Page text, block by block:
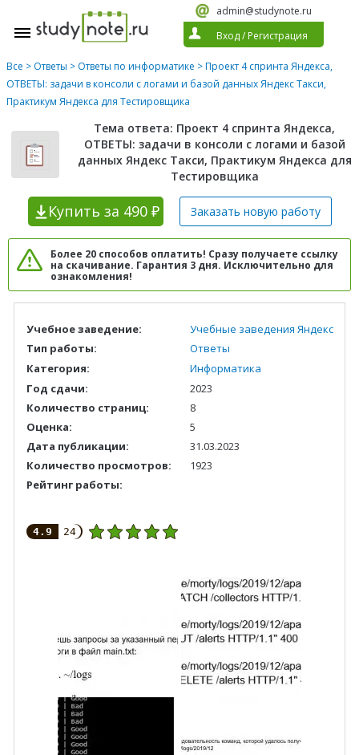
admin@studynote.ru
Вход/ Регистрация
Все > Ответы > Ответы по информатике > Проект 4 спринта Яндекса,
ОТВЕТЫ: задачи в консоли с логами и базой данных Яндекс Такси,
Практикум Яндекса для Тестировщика
Тема ответа: Проект 4 спринта Яндекса,
ОТВЕТЫ: задачи в консоли с логами и базой
данных Яндекс Такси, Практикум Яндекса для
Тестировщика
Купить за 490 ₽ Заказать новую работу
Более 20 способов оплатить! Сразу получаете ссылку
на скачивание. Гарантия 3 дня. Исключительно для
ознакомления!
Учебное заведение:
Учебные заведения Яндекс
Тип работы:
Ответы
Категория:
Информатика
Год сдачи:
2023
Количество страниц:
8
Оценка:
5
Дата публикации:
31.03.2023
Количество просмотров:
1923
Рейтинг работы:
4.9 24